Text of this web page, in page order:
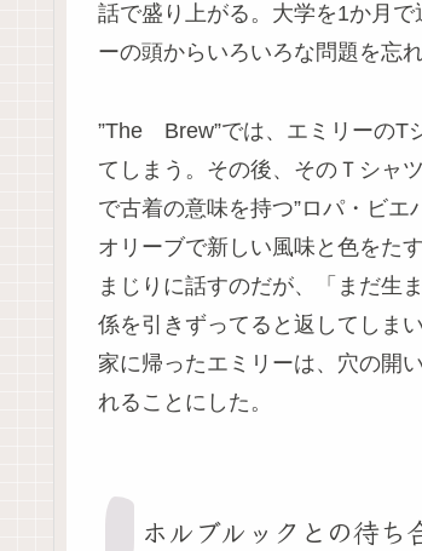
話で盛り上がる。大学を1か月
ーの頭からいろいろな問題を忘
”The Brew”では、エミリーのT
てしまう。その後、そのＴシャ
で古着の意味を持つ”ロパ・ビ
オリーブで新しい風味と色をた
まじりに話すのだが、「まだ生
係を引きずってると返してしま
家に帰ったエミリーは、穴の開
れることにした。
ホルブルックとの待ち